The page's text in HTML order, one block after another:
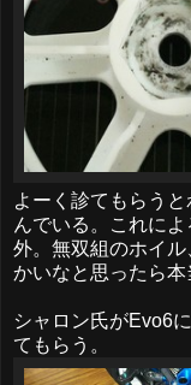
よーく診てもらう
んでいる。これに
外。無双組のホイ
かいなと思ったら本
シャロン氏がEvo6
てもらう。